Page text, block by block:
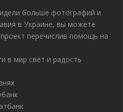
больше фотографий и
в Украине, вы можете
перечислив помощь на
в мир свет и радость